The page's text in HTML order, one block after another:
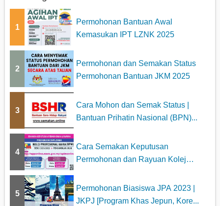
1
Permohonan Bantuan Awal
Kemasukan IPT LZNK 2025
2
Permohonan dan Semakan Status
Permohonan Bantuan JKM 2025
3
Cara Mohon dan Semak Status |
Bantuan Prihatin Nasional (BPN)...
4
Cara Semakan Keputusan
Permohonan dan Rayuan Kolej
5
Permohonan Biasiswa JPA 2023 |
JKPJ [Program Khas Jepun, Kore...